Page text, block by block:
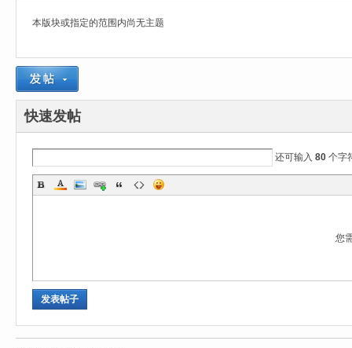
爱
本版块或指定的范围内尚无主题
快速发帖
还可输入 80 个字
您
发表帖子